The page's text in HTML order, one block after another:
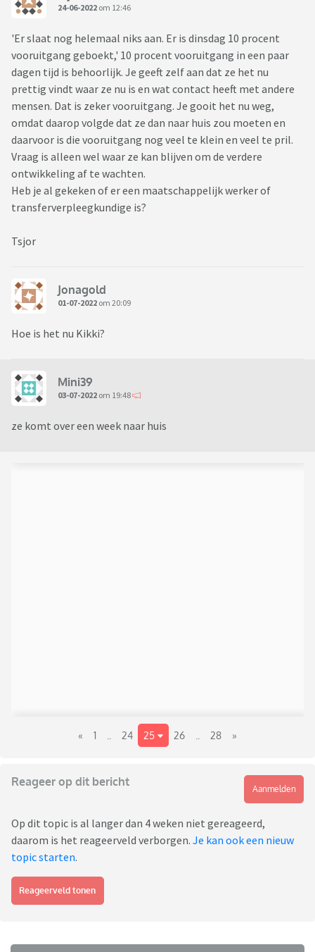
24-06-2022 om 12:46
'Er slaat nog helemaal niks aan. Er is dinsdag 10 procent
vooruitgang geboekt,' 10 procent vooruitgang in een paar
dagen tijd is behoorlijk. Je geeft zelf aan dat ze het nu
prettig vindt waar ze nu is en wat contact heeft met andere
mensen. Dat is zeker vooruitgang. Je gooit het nu weg,
omdat daarop volgde dat ze dan naar huis zou moeten en
daarvoor is die vooruitgang nog veel te klein en veel te pril.
Vraag is alleen wel waar ze kan blijven om de verdere
ontwikkeling af te wachten.
Heb je al gekeken of er een maatschappelijk werker of
transferverpleegkundige is?
Tsjor
Jonagold
01-07-2022 om 20:09
Hoe is het nu Kikki?
Mini39
03-07-2022 om 19:48
ze komt over een week naar huis
« 1 24 25 26 28 »
Reageer op dit bericht
Aanmelden
Op dit topic is al langer dan 4 weken niet gereageerd,
daarom is het reageerveld verborgen. Je kan ook een nieuw
topic starten.
Reageerveld tonen